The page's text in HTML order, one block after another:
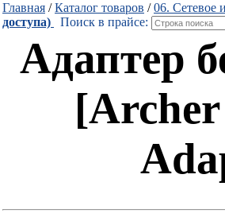
Главная /Каталог товаров /06. Сетевое
доступа)
Поиск в прайсе:
Адаптер